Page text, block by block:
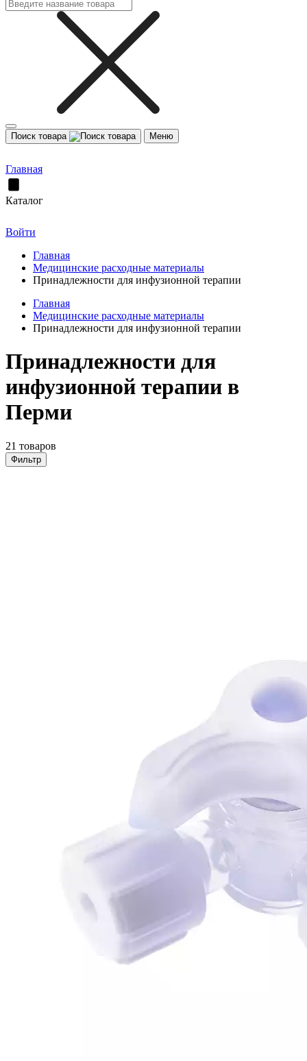
Поиск товара Меню
Главная
Каталог
Войти
Главная
Медицинские расходные материалы
Принадлежности для инфузионной терапии
Главная
Медицинские расходные материалы
Принадлежности для инфузионной терапии
Принадлежности для
инфузионной терапии в
Перми
21 товаров
Фильтр